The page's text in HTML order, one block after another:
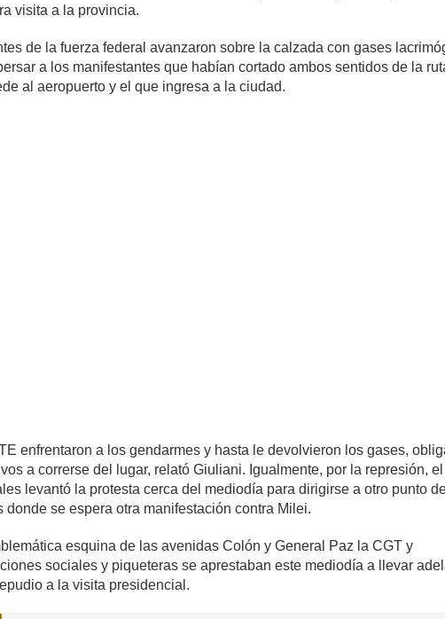
visita a la provincia.
de la fuerza federal avanzaron sobre la calzada con gases
a los manifestantes que habían cortado ambos sentidos de la
al aeropuerto y el que ingresa a la ciudad.
enfrentaron a los gendarmes y hasta le devolvieron los gases,
a correrse del lugar, relató Giuliani. Igualmente, por la represión,
levantó la protesta cerca del mediodía para dirigirse a otro punto
donde se espera otra manifestación contra Milei.
esquina de las avenidas Colón y General Paz la CGT y
sociales y piqueteras se aprestaban este mediodía a llevar
a la visita presidencial.